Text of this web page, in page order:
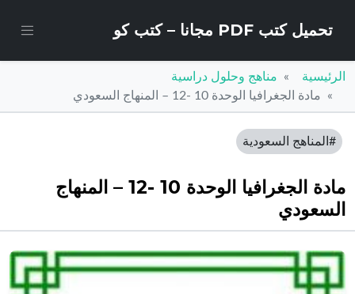
تحميل كتب PDF مجانا – كتب كو
الرئيسية
مناهج وحلول دراسية
مادة الجغرافيا الوحدة 10 -12 – المنهاج السعودي
#المناهج السعودية
مادة الجغرافيا الوحدة 10 -12 – المنهاج
السعودي